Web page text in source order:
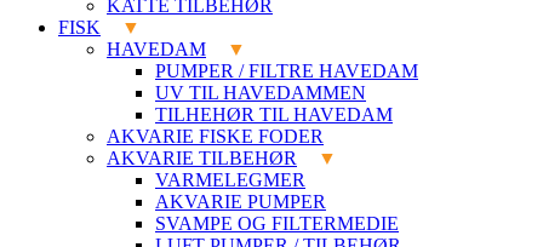
KATTE TILBEHØR
FISK
HAVEDAM
PUMPER / FILTRE HAVEDAM
UV TIL HAVEDAMMEN
TILHEHØR TIL HAVEDAM
AKVARIE FISKE FODER
AKVARIE TILBEHØR
VARMELEGMER
AKVARIE PUMPER
SVAMPE OG FILTERMEDIE